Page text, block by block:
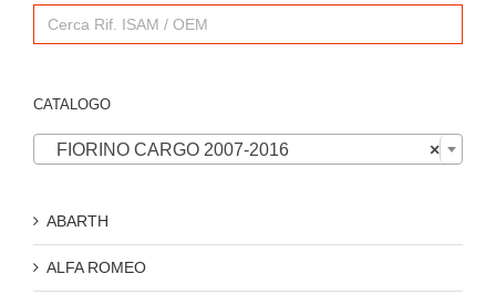
Search
for:
CATALOGO
×
FIORINO CARGO 2007-2016
ABARTH
ALFA ROMEO